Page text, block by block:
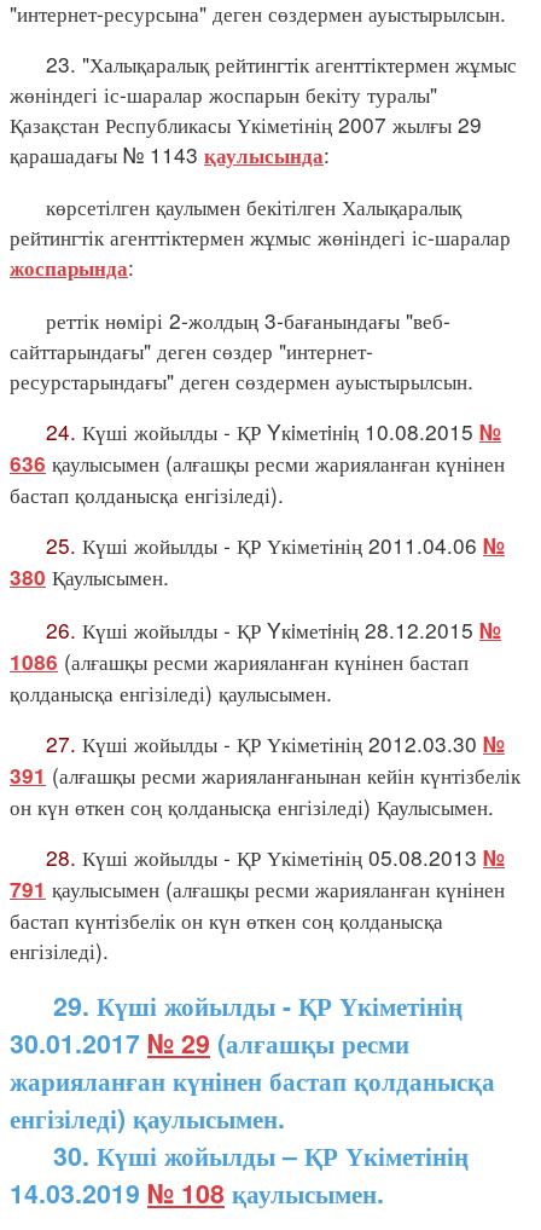
"интернет-ресурсына" деген сөздермен ауыстырылсын.
23. "Халықаралық рейтингтік агенттіктермен жұмыс
жөніндегі іс-шаралар жоспарын бекіту туралы"
Қазақстан Республикасы Үкіметінің 2007 жылғы 29
қарашадағы № 1143 қаулысында:
көрсетілген қаулымен бекітілген Халықаралық
рейтингтік агенттіктермен жұмыс жөніндегі іс-шаралар
жоспарында:
реттік нөмірі 2-жолдың 3-бағанындағы "веб-
сайттарындағы" деген сөздер "интернет-
ресурстарындағы" деген сөздермен ауыстырылсын.
24. Күші жойылды - ҚР Yкiметiнiң 10.08.2015 №
636 қаулысымен (алғашқы ресми жарияланған күнінен
бастап қолданысқа енгізіледі).
25. Күші жойылды - ҚР Үкіметінің 2011.04.06 №
380 Қаулысымен.
26. Күші жойылды - ҚР Yкiметiнiң 28.12.2015 №
1086 (алғашқы ресми жарияланған күнінен бастап
қолданысқа енгізіледі) қаулысымен.
27. Күші жойылды - ҚР Үкіметінің 2012.03.30 №
391 (алғашқы ресми жарияланғанынан кейін күнтізбелік
он күн өткен соң қолданысқа енгізіледі) Қаулысымен.
28. Күші жойылды - ҚР Үкіметінің 05.08.2013 №
791 қаулысымен (алғашқы ресми жарияланған күнінен
бастап күнтізбелік он күн өткен соң қолданысқа
енгізіледі).
29. Күші жойылды - ҚР Үкіметінің
30.01.2017 № 29 (алғашқы ресми
жарияланған күнінен бастап қолданысқа
енгізіледі) қаулысымен.
30. Күші жойылды – ҚР Үкіметінің
14.03.2019 № 108 қаулысымен.